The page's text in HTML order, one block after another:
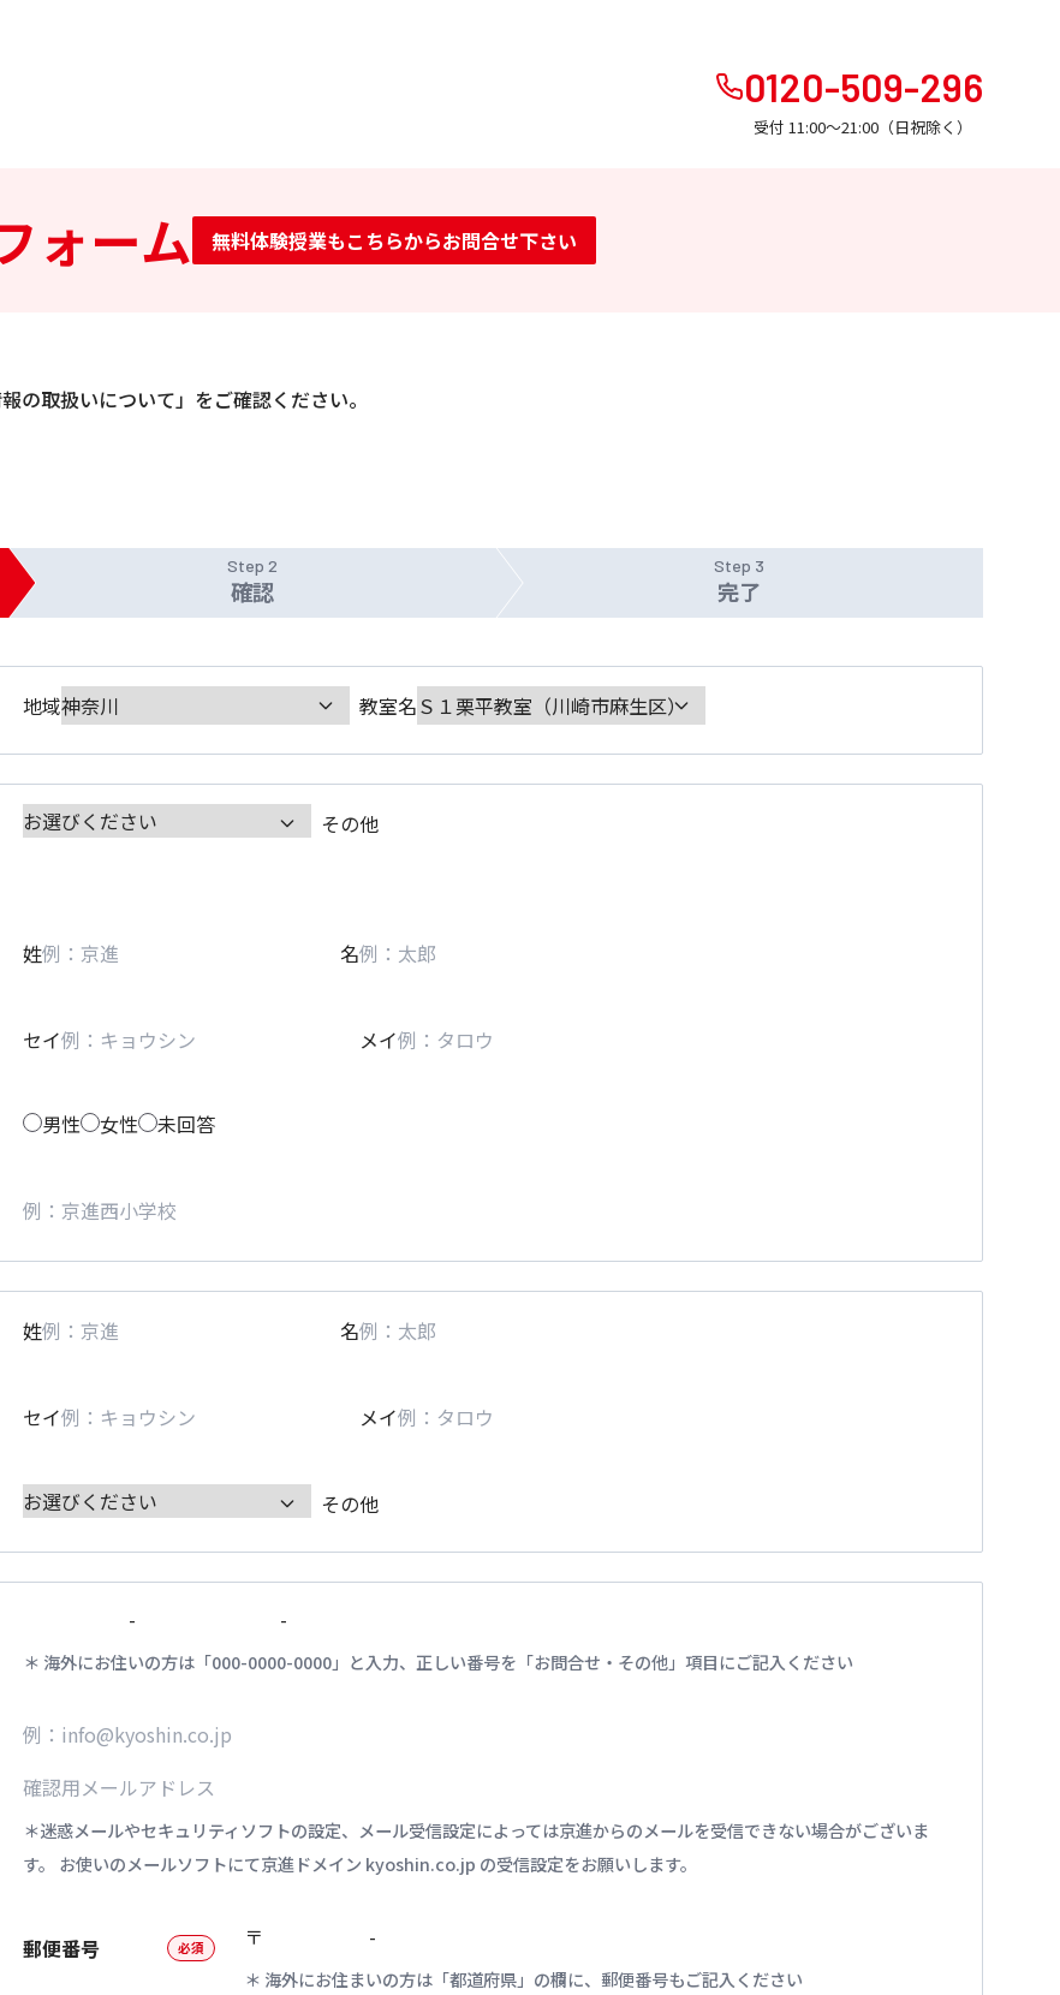
0120-509-296
受付 11:00～21:00（日祝除く）
ォーム 無料体験授業もこちらからお問合せ下さい
の取扱いについて」をご確認ください。
Step 2
確認
Step 3
完了
地域 教室名
その他
姓 名
セイ メイ
男性 女性 未回答
姓 名
セイ メイ
その他
- -
海外にお住いの方は「000-0000-0000」と入力、正しい番号を「お問合せ・その他」項目にご記入ください
迷惑メールやセキュリティソフトの設定、メール受信設定によっては京進からのメールを受信できない場合がございま
す。 お使いのメールソフトにて京進ドメイン kyoshin.co.jp の受信設定をお願いします。
郵便番号 必須 〒 -
海外にお住まいの方は「都道府県」の欄に、郵便番号もご記入ください